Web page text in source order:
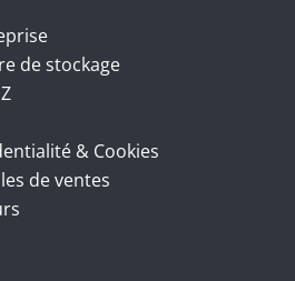
de stockage
& Cookies
de ventes